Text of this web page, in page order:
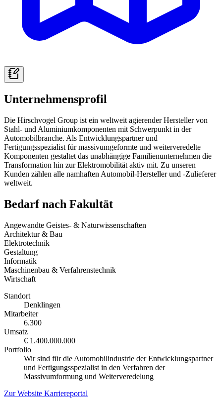
Unternehmensprofil
Die Hirschvogel Group ist ein weltweit agierender Hersteller von
Stahl- und Aluminiumkomponenten mit Schwerpunkt in der
Automobilbranche. Als Entwicklungspartner und
Fertigungsspezialist für massivumgeformte und weiterveredelte
Komponenten gestaltet das unabhängige Familienunternehmen die
Transformation hin zur Elektromobilität aktiv mit. Zu unseren
Kunden zählen alle namhaften Automobil-Hersteller und -Zulieferer
weltweit.
Bedarf nach Fakultät
Angewandte Geistes- & Naturwissenschaften
Architektur & Bau
Elektrotechnik
Gestaltung
Informatik
Maschinenbau & Verfahrenstechnik
Wirtschaft
Standort
Denklingen
Mitarbeiter
6.300
Umsatz
€ 1.400.000.000
Portfolio
Wir sind für die Automobilindustrie der Entwicklungspartner
und Fertigungsspezialist in den Verfahren der
Massivumformung und Weiterveredelung
Zur Website Karriereportal